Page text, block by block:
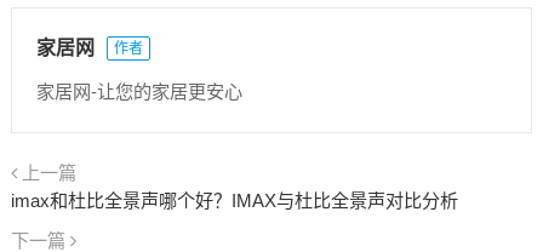
家居网 作者
家居网-让您的家居更安心
上一篇
imax和杜比全景声哪个好？IMAX与杜比全景声对比分析
下一篇